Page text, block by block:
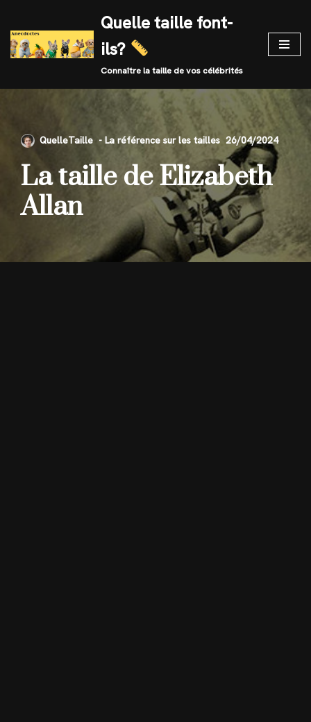
Skip
to
Quelle taille font-
ils?
Connaître la taille de vos célébrités
QuelleTaille 26/04/2024
La taille de Elizabeth
Allan